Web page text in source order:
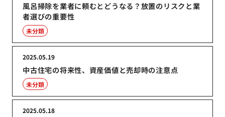
風呂掃除を業者に頼むとどうなる？放置のリスクと業
者選びの重要性
未分類
中古住宅の将来性、資産価値と売却時の注意点
2025.05.19
未分類
2025.05.18